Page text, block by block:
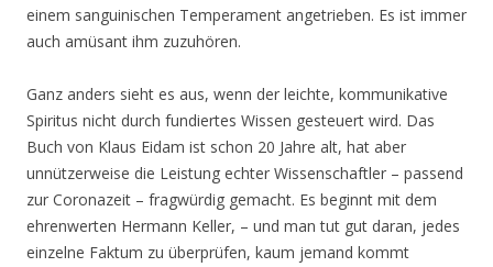
einem sanguinischen Temperament angetrieben. Es ist immer
auch amüsant ihm zuzuhören.
Ganz anders sieht es aus, wenn der leichte, kommunikative
Spiritus nicht durch fundiertes Wissen gesteuert wird. Das
Buch von Klaus Eidam ist schon 20 Jahre alt, hat aber
unnützerweise die Leistung echter Wissenschaftler – passend
zur Coronazeit – fragwürdig gemacht. Es beginnt mit dem
ehrenwerten Hermann Keller, – und man tut gut daran, jedes
einzelne Faktum zu überprüfen, kaum jemand kommt